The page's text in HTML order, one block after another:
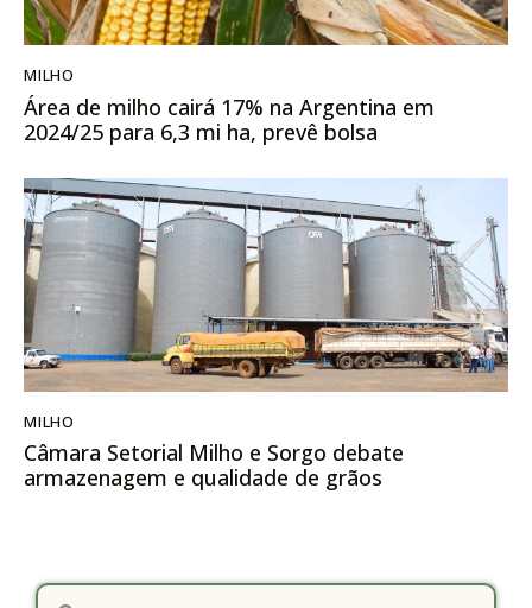
MILHO
Área de milho cairá 17% na Argentina em
2024/25 para 6,3 mi ha, prevê bolsa
MILHO
Câmara Setorial Milho e Sorgo debate
armazenagem e qualidade de grãos